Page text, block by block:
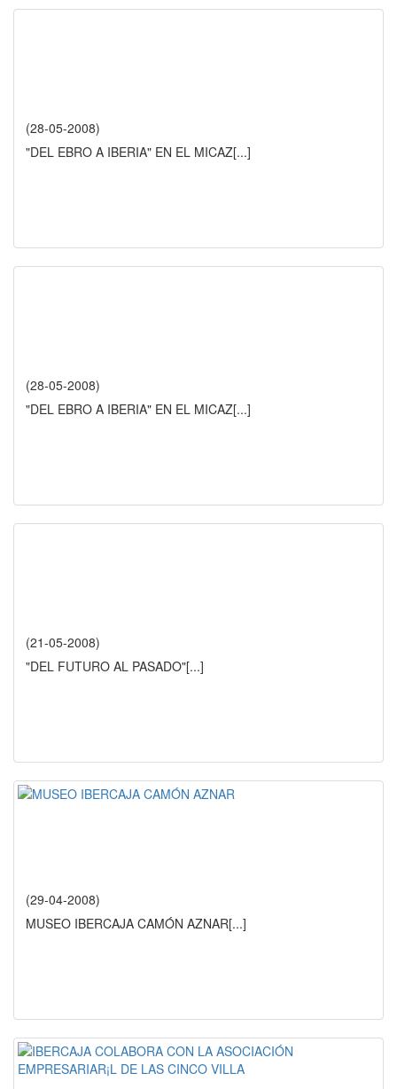
(28-05-2008)
"DEL EBRO A IBERIA" EN EL MICAZ[...]
(28-05-2008)
"DEL EBRO A IBERIA" EN EL MICAZ[...]
(21-05-2008)
"DEL FUTURO AL PASADO"[...]
(29-04-2008)
MUSEO IBERCAJA CAMÓN AZNAR[...]